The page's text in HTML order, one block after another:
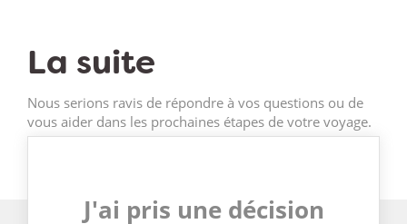
La suite
Nous serions ravis de répondre à vos questions ou de
vous aider dans les prochaines étapes de votre voyage.
J'ai pris une décision